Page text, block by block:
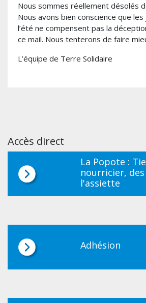
Nous sommes réellement désolés
Nous avons bien conscience que
l’été ne compensent pas la
ce mail. Nous tenterons de faire
L’équipe de Terre Solidaire
Accès direct
La Popote :
nourricier,
l'assiette
Adhésion